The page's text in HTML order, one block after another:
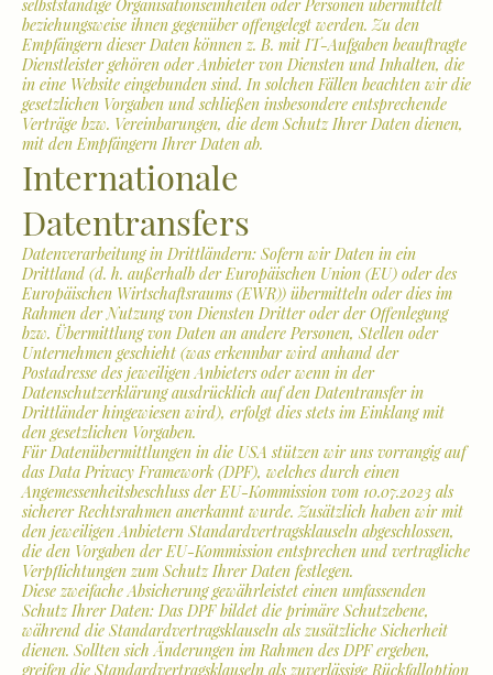
selbstständige Organisationseinheiten oder Personen übermittelt
beziehungsweise ihnen gegenüber offengelegt werden. Zu den
Empfängern dieser Daten können z. B. mit IT-Aufgaben beauftragte
Dienstleister gehören oder Anbieter von Diensten und Inhalten, die
in eine Website eingebunden sind. In solchen Fällen beachten wir die
gesetzlichen Vorgaben und schließen insbesondere entsprechende
Verträge bzw. Vereinbarungen, die dem Schutz Ihrer Daten dienen,
mit den Empfängern Ihrer Daten ab.
Internationale
Datentransfers
Datenverarbeitung in Drittländern: Sofern wir Daten in ein
Drittland (d. h. außerhalb der Europäischen Union (EU) oder des
Europäischen Wirtschaftsraums (EWR)) übermitteln oder dies im
Rahmen der Nutzung von Diensten Dritter oder der Offenlegung
bzw. Übermittlung von Daten an andere Personen, Stellen oder
Unternehmen geschieht (was erkennbar wird anhand der
Postadresse des jeweiligen Anbieters oder wenn in der
Datenschutzerklärung ausdrücklich auf den Datentransfer in
Drittländer hingewiesen wird), erfolgt dies stets im Einklang mit
den gesetzlichen Vorgaben.
Für Datenübermittlungen in die USA stützen wir uns vorrangig auf
das Data Privacy Framework (DPF), welches durch einen
Angemessenheitsbeschluss der EU-Kommission vom 10.07.2023 als
sicherer Rechtsrahmen anerkannt wurde. Zusätzlich haben wir mit
den jeweiligen Anbietern Standardvertragsklauseln abgeschlossen,
die den Vorgaben der EU-Kommission entsprechen und vertragliche
Verpflichtungen zum Schutz Ihrer Daten festlegen.
Diese zweifache Absicherung gewährleistet einen umfassenden
Schutz Ihrer Daten: Das DPF bildet die primäre Schutzebene,
während die Standardvertragsklauseln als zusätzliche Sicherheit
dienen. Sollten sich Änderungen im Rahmen des DPF ergeben,
greifen die Standardvertragsklauseln als zuverlässige Rückfalloption